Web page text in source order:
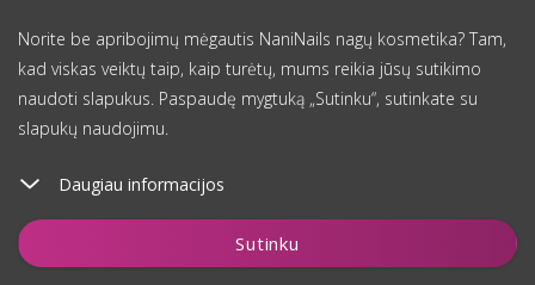
Norite be apribojimų mėgautis NaniNails nagų kosmetika? Tam,
kad viskas veiktų taip, kaip turėtų, mums reikia jūsų sutikimo
naudoti slapukus. Paspaudę mygtuką „Sutinku“, sutinkate su
slapukų naudojimu.
Daugiau informacijos
Sutinku
Įdėti į krepšelį